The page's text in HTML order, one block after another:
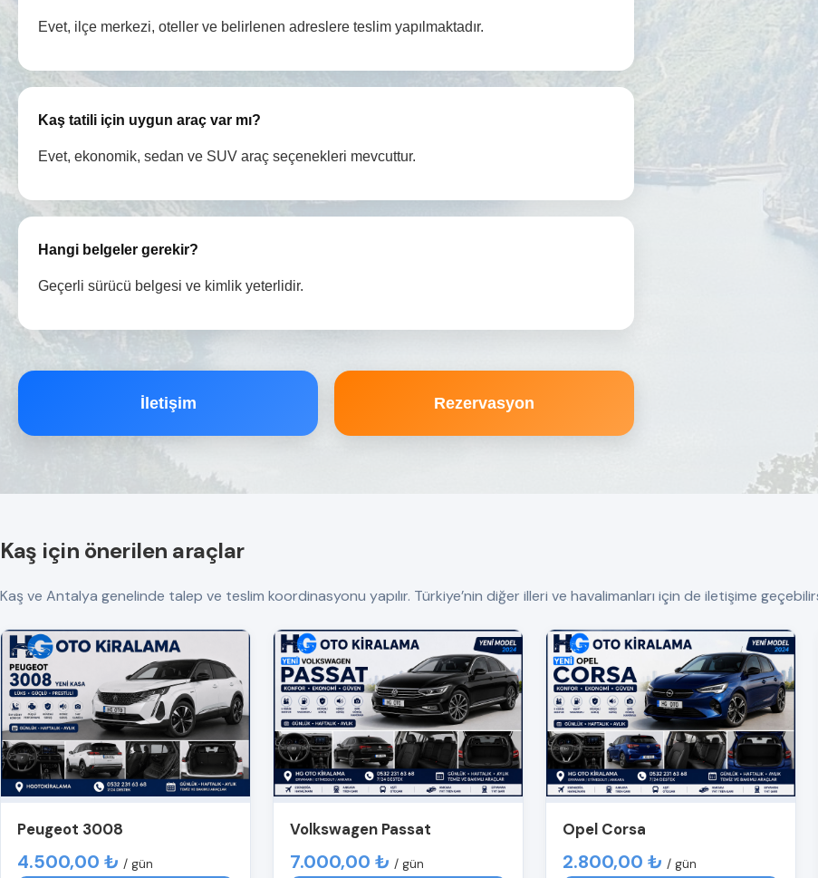
Evet, ilçe merkezi, oteller ve belirlenen adreslere teslim yapılmaktadır.
Kaş tatili için uygun araç var mı?
Evet, ekonomik, sedan ve SUV araç seçenekleri mevcuttur.
Hangi belgeler gerekir?
Geçerli sürücü belgesi ve kimlik yeterlidir.
İletişim Rezervasyon
Kaş için önerilen araçlar
Kaş ve Antalya genelinde talep ve teslim koordinasyonu yapılır. Türkiye’nin diğer illeri ve havalimanları için de iletişime
Peugeot 3008
4.500,00 ₺ / gün
Volkswagen Passat
7.000,00 ₺ / gün
Opel Corsa
2.800,00 ₺ / gün